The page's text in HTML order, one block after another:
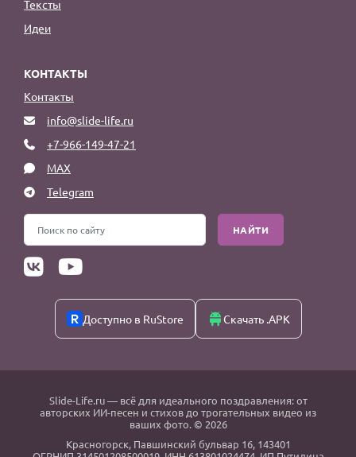
Тексты
Идеи
КОНТАКТЫ
Контакты
info@slide-life.ru
+7-966-149-47-21
MAX
Telegram
НАЙТИ
Доступно в RuStore Скачать .APK
Slide-Life.ru— всё для идеального поздравления: от
авторских ИИ-песен и стихов до трогательных видео из
ваших фото. © 2026
Красногорск, Павшинский бульвар 16, 143401